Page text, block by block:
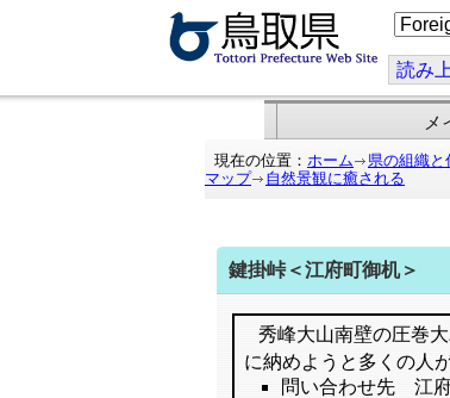
こ
の
ジ
を
訳
す
る
読み
メ
現在の位置： ホーム 県の組織と
マップ
自然景観に癒される
鍵掛峠＜江府町御机＞
秀峰大山南壁の圧巻
に納めようと多くの人
問い合わせ先 江